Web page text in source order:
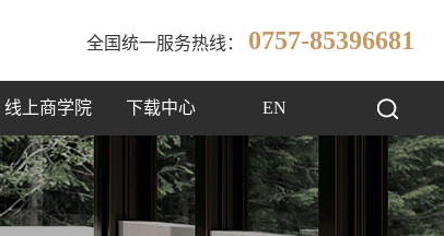
全国统一服务热线： 0757-85396681
线上商学院 下载中心 EN